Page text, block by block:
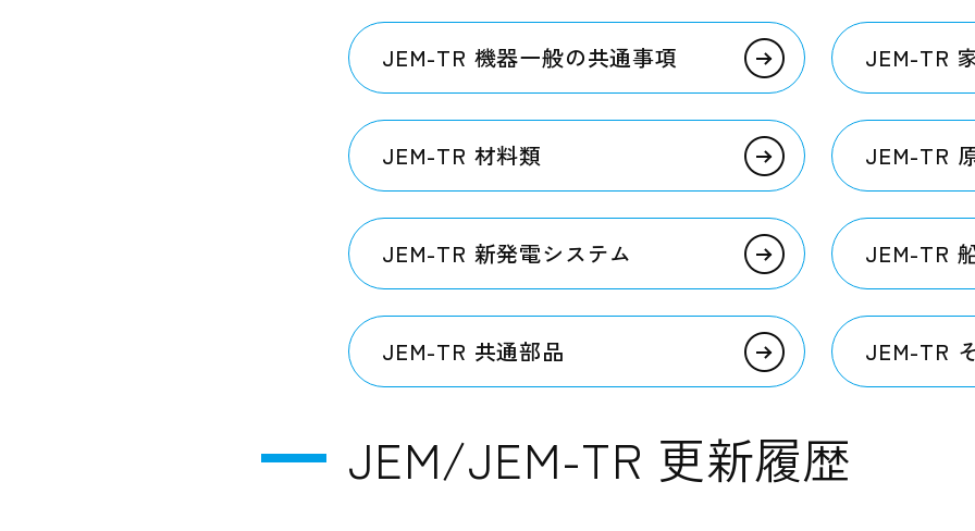
JEM-TR 機器一般の共通事項 JEM-TR
JEM-TR 材料類 JEM-TR
JEM-TR 新発電システム JEM-TR
JEM-TR 共通部品 JEM-TR
JEM/JEM-TR 更新履歴